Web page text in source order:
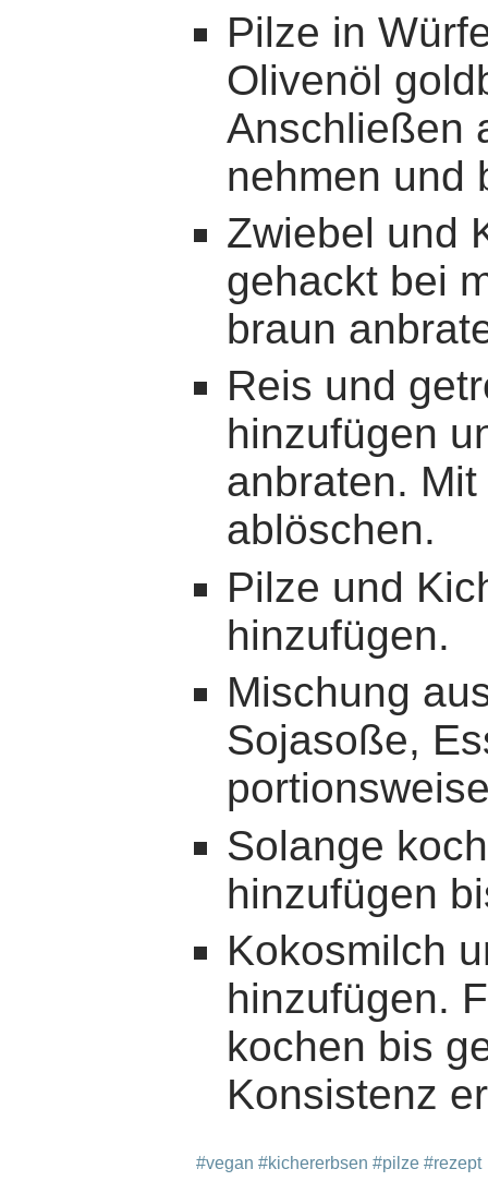
Pilze in
Olivenöl
Anschließen
nehmen und
Zwiebel und
gehackt bei
braun
Reis und
hinzufügen
anbraten.
ablöschen.
Pilze und
hinzufügen.
Mischung
Sojasoße,
Solange
hinzufügen
Kokosmilch
hinzufügen.
kochen bis
Konsistenz
#vegan #kichererbsen #pilze #rezept